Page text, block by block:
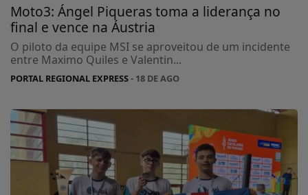
Moto3: Ángel Piqueras toma a liderança no
final e vence na Áustria
O piloto da equipe MSI se aproveitou de um incidente
entre Maximo Quiles e Valentin...
PORTAL REGIONAL EXPRESS- 18 DE AGO